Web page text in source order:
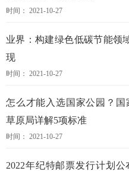
时间： 2021-10-27
业界：构建绿色低碳节能领
现
时间： 2021-10-27
怎么才能入选国家公园？国
草原局详解5项标准
时间： 2021-10-27
2022年纪特邮票发行计划公